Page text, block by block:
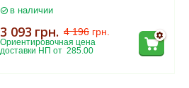
в наличии
4 196 грн.
3 093 грн.
Ориентировочная цена
доставки НП от  285.00